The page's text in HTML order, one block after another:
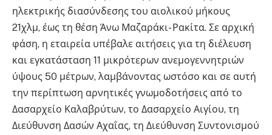
ηλεκτρικής διασύνδεσης του αιολικού μήκους
21χλμ, έως τη θέση Άνω Μαζαράκι- Ρακίτα. Σε αρχική
φάση, η εταιρεία υπέβαλε αιτήσεις για τη διέλευση
και εγκατάσταση 11 μικρότερων ανεμογεννητριών
ύψους 50 μέτρων, λαμβάνοντας ωστόσο και σε αυτή
την περίπτωση αρνητικές γνωμοδοτήσεις από το
Δασαρχείο Καλαβρύτων, το Δασαρχείο Αιγίου, τη
Διεύθυνση Δασών Αχαΐας, τη Διεύθυνση Συντονισμού